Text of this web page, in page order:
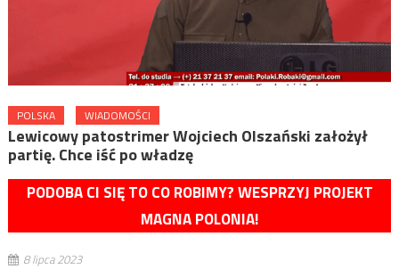
POLSKA WIADOMOŚCI
Lewicowy patostrimer Wojciech Olszański założył
partię. Chce iść po władzę
PODOBA CI SIĘ TO CO ROBIMY? WESPRZYJ PROJEKT
MAGNA POLONIA!
8 lipca 2023